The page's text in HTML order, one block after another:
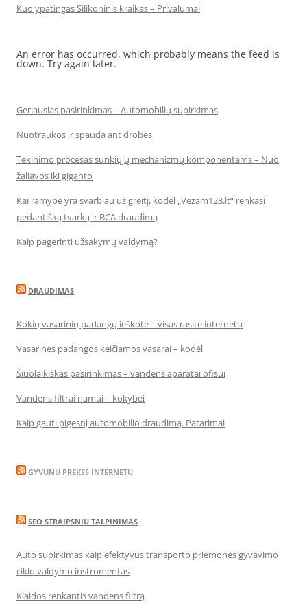
Kuo ypatingas Silikoninis kraikas – Privalumai
An error has occurred, which probably means the feed is
down. Try again later.
Geriausias pasirinkimas – Automobilių supirkimas
Nuotraukos ir spauda ant drobės
Tekinimo procesas sunkiųjų mechanizmų komponentams – Nuo
žaliavos iki giganto
Kai ramybė yra svarbiau už greitį, kodėl „Vezam123.lt“ renkasi
pedantišką tvarką ir BCA draudimą
Kaip pagerinti užsakymų valdymą?
DRAUDIMAS
Kokių vasarinių padangų ieškote – visas rasite internetu
Vasarinės padangos keičiamos vasarai – kodėl
Šiuolaikiškas pasirinkimas – vandens aparatai ofisui
Vandens filtrai namui – kokybei
Kaip gauti pigesnį automobilio draudimą. Patarimai
GYVUNU PREKES INTERNETU
SEO STRAIPSNIU TALPINIMAS
Auto supirkimas kaip efektyvus transporto priemonės gyvavimo
ciklo valdymo instrumentas
Klaidos renkantis vandens filtrą